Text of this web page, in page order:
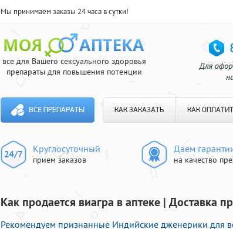
Мы принимаем заказы 24 часа в сутки!
все для Вашего сексуального здоровья
препараты для повышения потенции
ВСЕ ПРЕПАРАТЫ КАК ЗАКАЗАТЬ КАК
Круглосуточный
прием заказов
Даем
на качество
Как продается виагра в аптеке | Доставка
Рекомендуем признанные Индийские дженерики для